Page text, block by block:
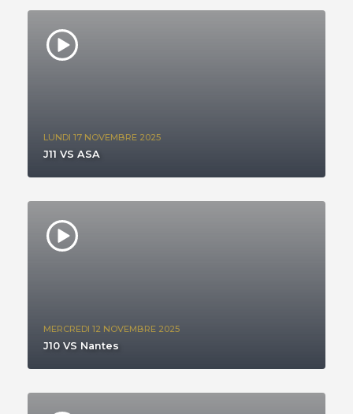
LUNDI 17 NOVEMBRE 2025
J11 VS ASA
MERCREDI 12 NOVEMBRE 2025
J10 VS Nantes